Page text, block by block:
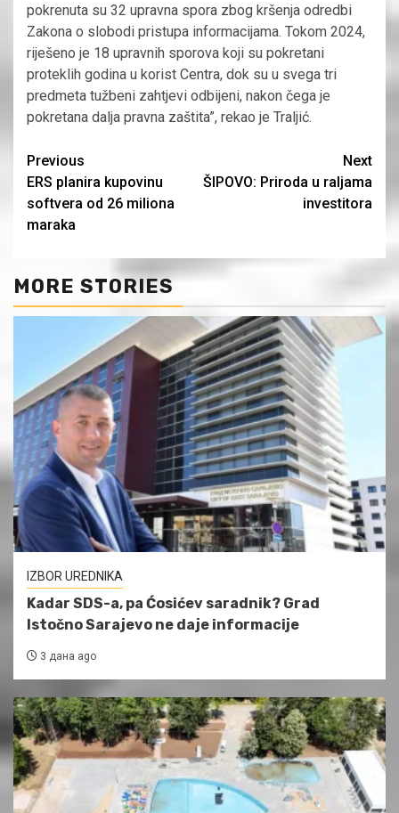
pokrenuta su 32 upravna spora zbog kršenja odredbi
Zakona o slobodi pristupa informacijama. Tokom 2024,
riješeno je 18 upravnih sporova koji su pokretani
proteklih godina u korist Centra, dok su u svega tri
predmeta tužbeni zahtjevi odbijeni, nakon čega je
pokretana dalja pravna zaštita”, rekao je Traljić.
Continue
Reading
Previous
ERS planira kupovinu
softvera od 26 miliona
maraka
Next
ŠIPOVO: Priroda u raljama
investitora
MORE STORIES
IZBOR UREDNIKA
Kadar SDS-a, pa Ćosićev saradnik? Grad
Istočno Sarajevo ne daje informacije
3 дана ago